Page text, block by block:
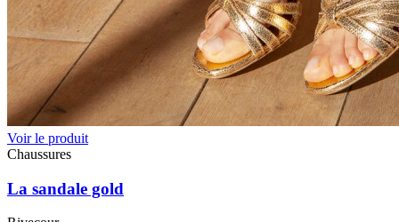
Voir le produit
Chaussures
La sandale gold